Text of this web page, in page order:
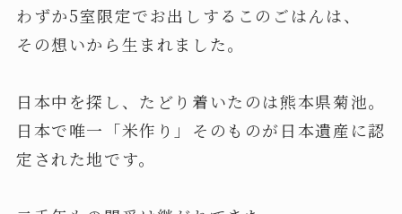
わずか5室限定でお出しするこのごはんは、
その想いから生まれました。
日本中を探し、たどり着いたのは熊本県菊池。
日本で唯一「米作り」そのものが日本遺産に認
定された地です。